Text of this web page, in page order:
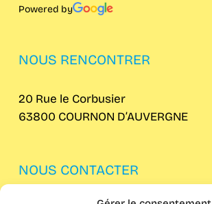
Powered by
NOUS RENCONTRER
20 Rue le Corbusier
63800 COURNON D’AUVERGNE
NOUS CONTACTER